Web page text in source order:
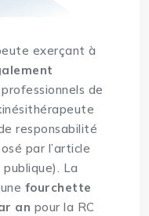
exerçant à
de
responsabilité
par l’article
La
fourchette
an pour la RC